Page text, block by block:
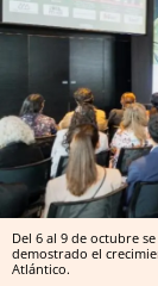
Del 6 al 9 de octubre
demostrado el
Atlántico.